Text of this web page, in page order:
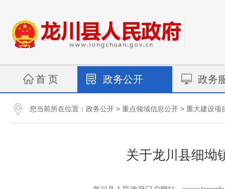
首 页 政务公开 政务
您当前所在位置： 政务公开 > 重点领域信息公开 > 重大建设项
关于龙川县细坳